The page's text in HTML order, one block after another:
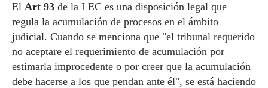
El Art 93 de la LEC es una disposición legal que
regula la acumulación de procesos en el ámbito
judicial. Cuando se menciona que "el tribunal requerido
no aceptare el requerimiento de acumulación por
estimarla improcedente o por creer que la acumulación
debe hacerse a los que pendan ante él", se está haciendo